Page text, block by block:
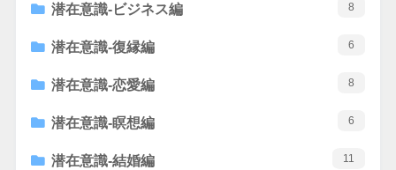
潜在意識-ビジネス編 8
潜在意識-復縁編 6
潜在意識-恋愛編 8
潜在意識-瞑想編 6
潜在意識-結婚編 11